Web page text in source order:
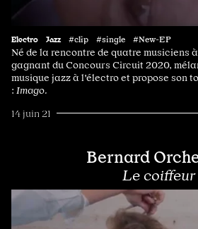
Electro Jazz #clip #single #New-EP
Né de la rencontre de quatre musiciens
gagnant du Concours Circuit 2020,
musique jazz à l'électro et propose son
: Imago.
14 juin 21
Bernard
Le coiffeur